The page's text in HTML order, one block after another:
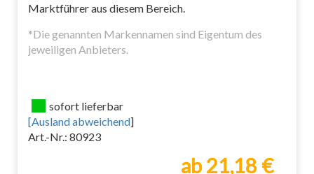
Marktführer aus diesem Bereich.
*Die genannten Markennamen sind Eigentum des
jeweiligen Anbieters.
sofort lieferbar
[Ausland abweichend]
Art.-Nr.: 80923
ab 21,18 €